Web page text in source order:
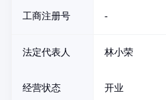
工商注册号 -
法定代表人 林小荣
经营状态 开业